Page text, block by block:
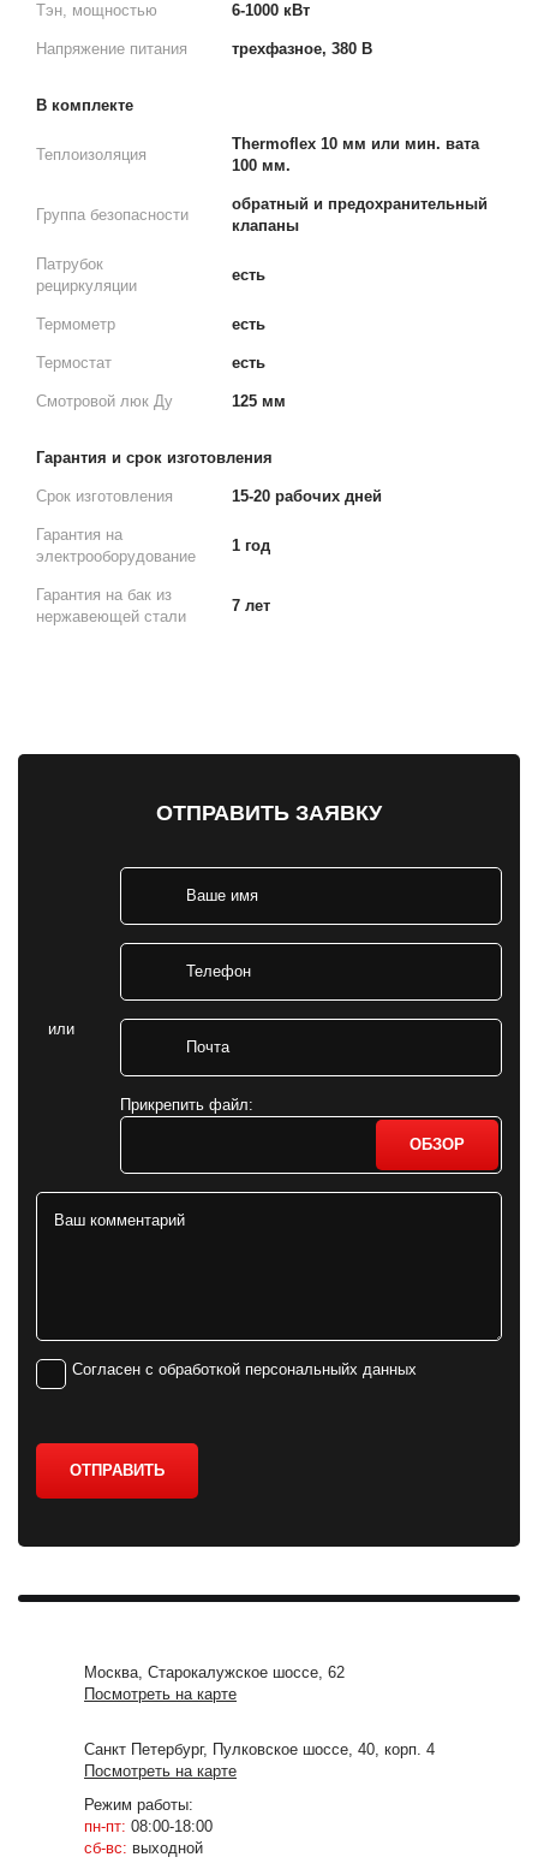
Тэн, мощностью 6-1000 кВт
Напряжение питания трехфазное, 380 В
В комплекте
Теплоизоляция
Thermoflex 10 мм или мин. вата
100 мм.
Группа безопасности
обратный и предохранительный
клапаны
Патрубок
рециркуляции
есть
Термометр есть
Термостат есть
Смотровой люк Ду 125 мм
Гарантия и срок изготовления
Срок изготовления 15-20 рабочих дней
Гарантия на
электрооборудование
1 год
Гарантия на бак из
нержавеющей стали
7 лет
ОТПРАВИТЬ ЗАЯВКУ
или
Прикрепить файл:
ОБЗОР
Согласен с обработкой персональныйх данных
ОТПРАВИТЬ
Москва, Старокалужское шоссе, 62
Посмотреть на карте
Санкт Петербург, Пулковское шоссе, 40, корп. 4
Посмотреть на карте
Режим работы:
пн-пт: 08:00-18:00
сб-вс: выходной